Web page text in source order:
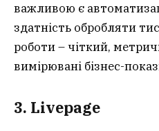
важливою є
здатність обробляти
роботи – чіткий,
вимірювані бізнес-
3. Livepage